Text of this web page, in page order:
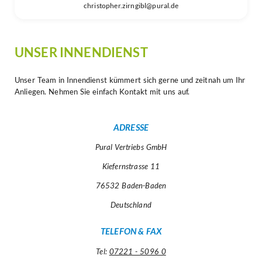
christopher.zirngibl@pural.de
UNSER INNENDIENST
Unser Team in Innendienst kümmert sich gerne und zeitnah um Ihr
Anliegen. Nehmen Sie einfach Kontakt mit uns auf.
ADRESSE
Pural Vertriebs GmbH
Kiefernstrasse 11
76532 Baden-Baden
Deutschland
TELEFON & FAX
Tel: 07221 - 5096 0